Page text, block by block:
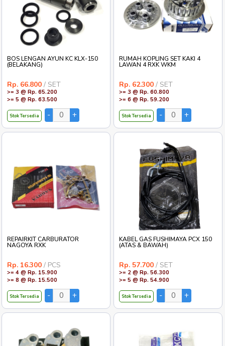
BOS LENGAN AYUN KC KLX-150
(BELAKANG)
Rp. 66.800 / SET
>= 3 @ Rp. 65.200
>= 5 @ Rp. 63.500
Stok Tersedia
RUMAH KOPLING SET KAKI 4
LAWAN 4 RXK WKM
Rp. 62.300 / SET
>= 3 @ Rp. 60.800
>= 6 @ Rp. 59.200
Stok Tersedia
REPAIRKIT CARBURATOR
NAGOYA RXK
Rp. 16.300 / PCS
>= 4 @ Rp. 15.900
>= 8 @ Rp. 15.500
Stok Tersedia
KABEL GAS FUSHIMAYA PCX 150
(ATAS & BAWAH)
Rp. 57.700 / SET
>= 2 @ Rp. 56.300
>= 5 @ Rp. 54.900
Stok Tersedia